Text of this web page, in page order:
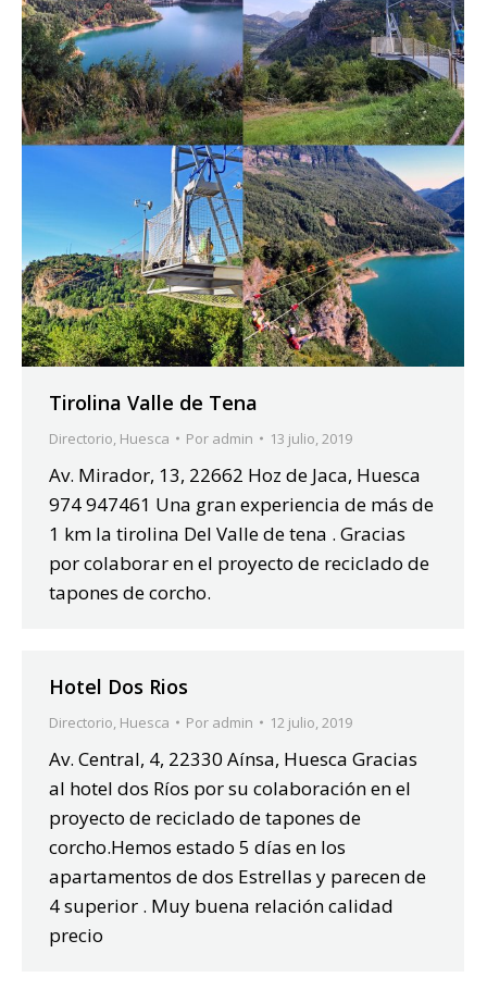
Tirolina Valle de Tena
Directorio, Huesca Por admin 13 julio, 2019
Av. Mirador, 13, 22662 Hoz de Jaca, Huesca
974 947461 Una gran experiencia de más de
1 km la tirolina Del Valle de tena . Gracias
por colaborar en el proyecto de reciclado de
tapones de corcho.
Hotel Dos Rios
Directorio, Huesca Por admin 12 julio, 2019
Av. Central, 4, 22330 Aínsa, Huesca Gracias
al hotel dos Ríos por su colaboración en el
proyecto de reciclado de tapones de
corcho.Hemos estado 5 días en los
apartamentos de dos Estrellas y parecen de
4 superior . Muy buena relación calidad
precio